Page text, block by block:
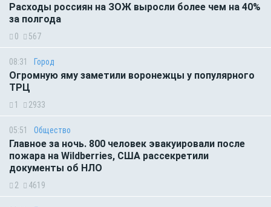
Расходы россиян на ЗОЖ выросли более чем на 40%
за полгода
0 567
08:31 Город
Огромную яму заметили воронежцы у популярного
ТРЦ
1 2933
05:51 Общество
Главное за ночь. 800 человек эвакуировали после
пожара на Wildberries, США рассекретили
документы об НЛО
2 4619